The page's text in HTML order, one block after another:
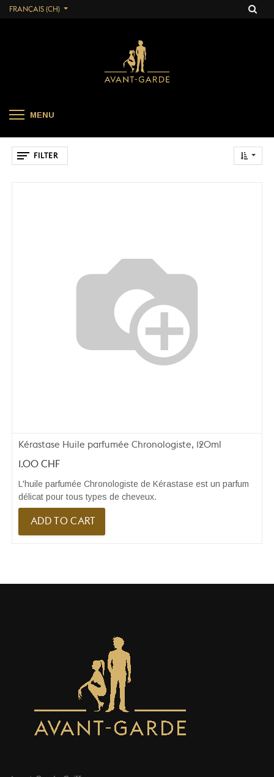
FRANÇAIS (CH)
MENU
FILTER
Kérastase Huile parfumée Chronologiste, 120ml
1.00 CHF
L'huile parfumée Chronologiste de Kérastase est un parfum
délicat pour tous types de cheveux.
ADD TO CART